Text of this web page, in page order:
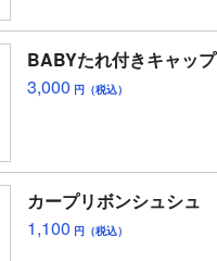
BABYたれ付きキャップ
3,000 円（税込）
カープリボンシュシュ
1,100 円（税込）